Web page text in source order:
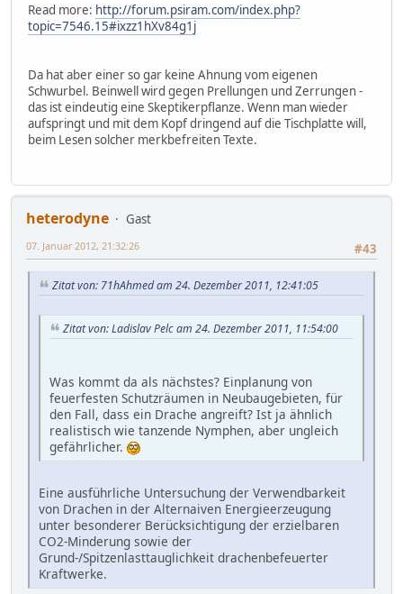
Read more: http://forum.psiram.com/index.php?
topic=7546.15#ixzz1hXv84g1j
Da hat aber einer so gar keine Ahnung vom eigenen
Schwurbel. Beinwell wird gegen Prellungen und Zerrungen -
das ist eindeutig eine Skeptikerpflanze. Wenn man wieder
aufspringt und mit dem Kopf dringend auf die Tischplatte will,
beim Lesen solcher merkbefreiten Texte.
heterodyne
Gast
#43
07. Januar 2012, 21:32:26
Zitat von: 71hAhmed am 24. Dezember 2011, 12:41:05
Zitat von: Ladislav Pelc am 24. Dezember 2011, 11:54:00
Was kommt da als nächstes? Einplanung von
feuerfesten Schutzräumen in Neubaugebieten, für
den Fall, dass ein Drache angreift? Ist ja ähnlich
realistisch wie tanzende Nymphen, aber ungleich
gefährlicher.
Eine ausführliche Untersuchung der Verwendbarkeit
von Drachen in der Alternaiven Energieerzeugung
unter besonderer Berücksichtigung der erzielbaren
CO2-Minderung sowie der
Grund-/Spitzenlasttauglichkeit drachenbefeuerter
Kraftwerke.